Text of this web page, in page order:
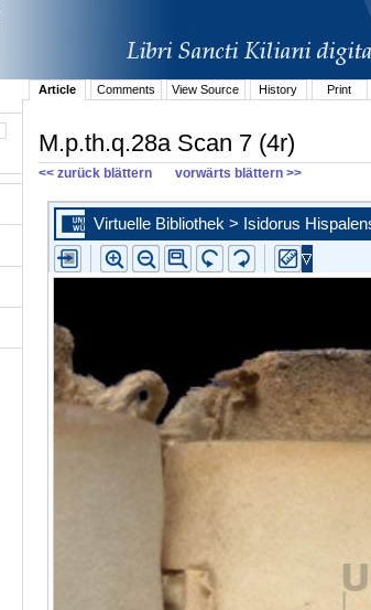
Article
Comments View Source History Print
M.p.th.q.28a Scan 7 (4r)
<< zurück blättern vorwärts blättern >>